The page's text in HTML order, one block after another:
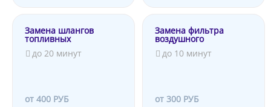
Замена шлангов
топливных
до 20 минут
от 400 РУБ
Замена фильтра
воздушного
до 10 минут
от 300 РУБ